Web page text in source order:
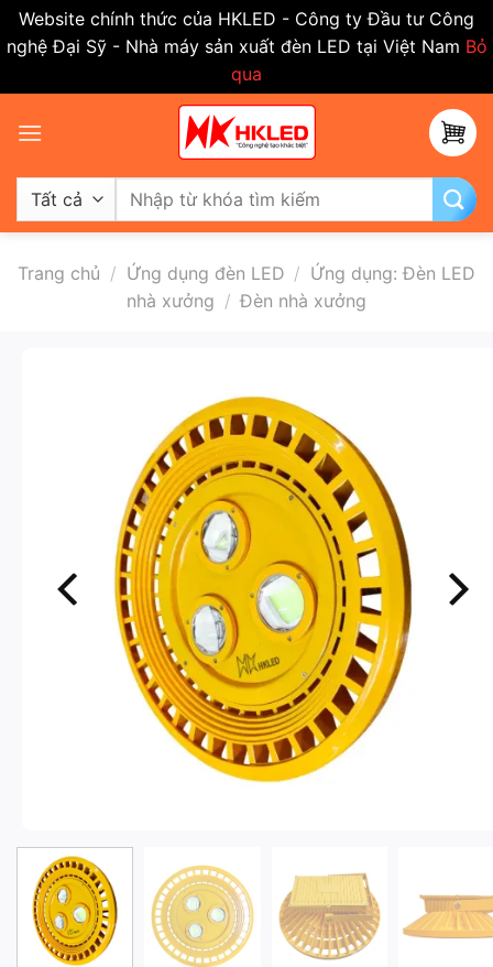
Website chính thức của HKLED - Công ty Đầu tư Công
nghệ Đại Sỹ - Nhà máy sản xuất đèn LED tại Việt Nam Bỏ
qua
qua
dung
Tìm
kiếm:
Trang chủ / Ứng dụng đèn LED / Ứng dụng: Đèn LED
nhà xưởng / Đèn nhà xưởng